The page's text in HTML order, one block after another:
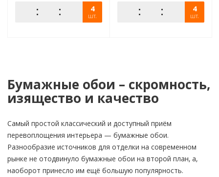
4
шт.
4
шт.
Бумажные обои – скромность,
изящество и качество
Самый простой классический и доступный приём
перевоплощения интерьера — бумажные обои.
Разнообразие источников для отделки на современном
рынке не отодвинуло бумажные обои на второй план, а,
наоборот принесло им ещё большую популярность.